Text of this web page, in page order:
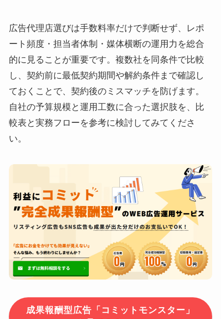
広告代理店選びは手数料率だけで判断せず、レポ
ート頻度・担当者体制・媒体横断の運用力を総合
的に見ることが重要です。複数社を同条件で比較
し、契約前に最低契約期間や解約条件まで確認し
ておくことで、契約後のミスマッチを防げます。
自社の予算規模と運用工数に合った選択肢を、比
較表と実務フローを参考に検討してみてくださ
い。
成果報酬型広告「コミットモンスター」